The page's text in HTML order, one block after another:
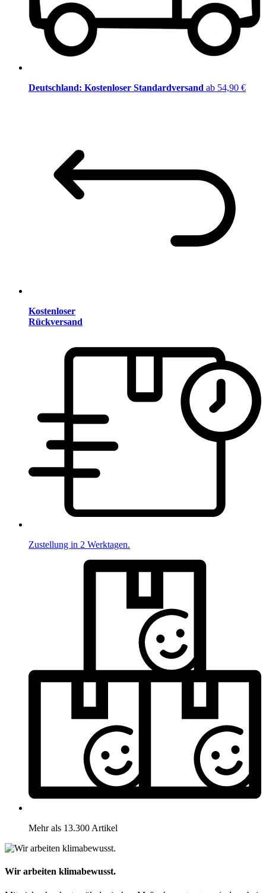
Deutschland: Kostenloser Standardversand ab 54,90 €
Kostenloser
Rückversand
Zustellung in 2 Werktagen.
Mehr als 13.300 Artikel
Wir arbeiten klimabewusst.